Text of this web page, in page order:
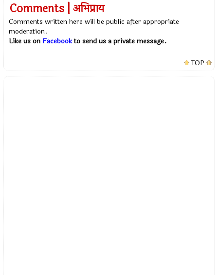
Comments | अभिप्राय
Comments written here will be public after appropriate
moderation.
Like us on Facebookto send us a private message.
TOP